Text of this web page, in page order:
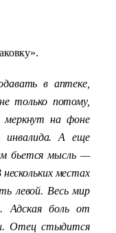
в аптеке,
только потому,
меркнут на фоне
инвалида. А еще
бьется мысль —
местах
левой. Весь мир
боль от
Отец стыдится